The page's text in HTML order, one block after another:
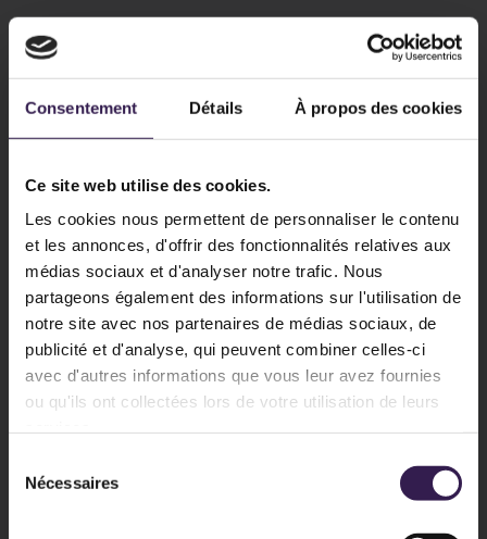
Consentement Détails À propos des cookies
Ce site web utilise des cookies.
Les cookies nous permettent de personnaliser le contenu
et les annonces, d'offrir des fonctionnalités relatives aux
médias sociaux et d'analyser notre trafic. Nous
partageons également des informations sur l'utilisation de
notre site avec nos partenaires de médias sociaux, de
publicité et d'analyse, qui peuvent combiner celles-ci
avec d'autres informations que vous leur avez fournies
ou qu'ils ont collectées lors de votre utilisation de leurs
Nécessaires